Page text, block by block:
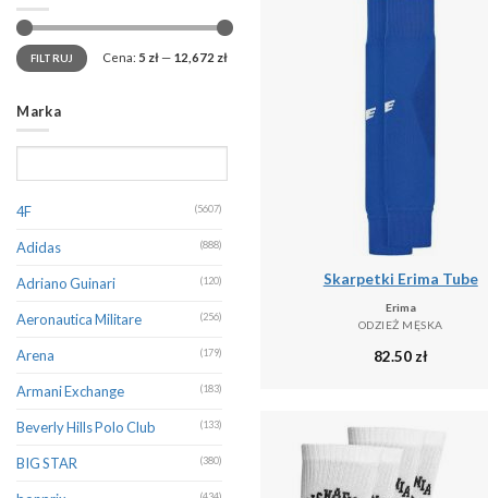
FILTRUJ Cena: 5 zł — 12,672 zł
Marka
4F (5607)
Adidas (888)
Adriano Guinari (120)
Aeronautica Militare (256)
Arena (179)
Armani Exchange (183)
Beverly Hills Polo Club (133)
BIG STAR (380)
Skarpetki Erima Tube
Erima
ODZIEŻ MĘSKA
82.50 zł